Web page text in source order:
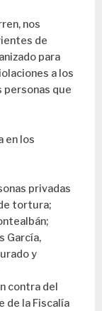
nos
de
para
a los
personas que
en los
privadas
tortura;
García,
y
contra del
de la Fiscalía